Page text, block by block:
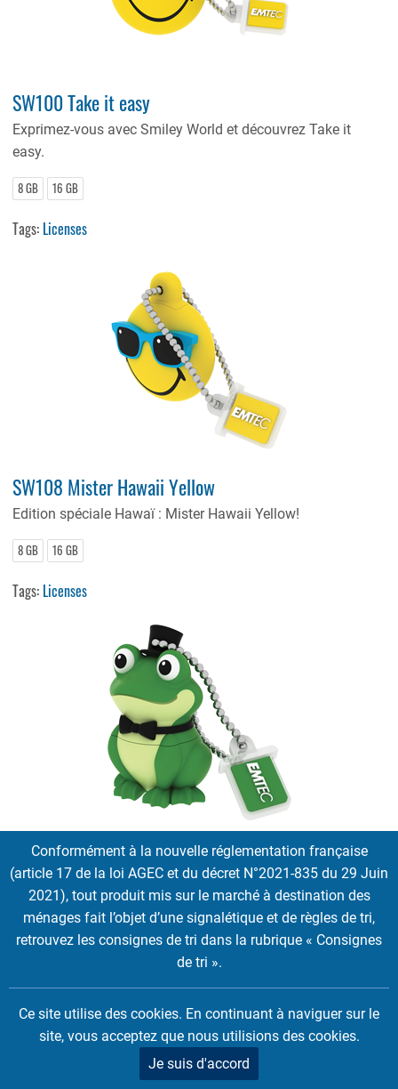
SW100 Take it easy
Exprimez-vous avec Smiley World et découvrez Take it
easy.
8 GB 16 GB
Tags: Licenses
SW108 Mister Hawaii Yellow
Edition spéciale Hawaï : Mister Hawaii Yellow!
8 GB 16 GB
Tags: Licenses
M339 Crooner Frog
EMTEC Animalitos family Crooner Frog,le chanteur et son
haut-de-forme.
16 GB
Conformément à la nouvelle réglementation française
(article 17 de la loi AGEC et du décret N°2021-835 du 29 Juin
2021), tout produit mis sur le marché à destination des
ménages fait l’objet d’une signalétique et de règles de tri,
retrouvez les consignes de tri dans la rubrique « Consignes
de tri ».
Ce site utilise des cookies. En continuant à naviguer sur le
site, vous acceptez que nous utilisions des cookies.
Je suis d'accord